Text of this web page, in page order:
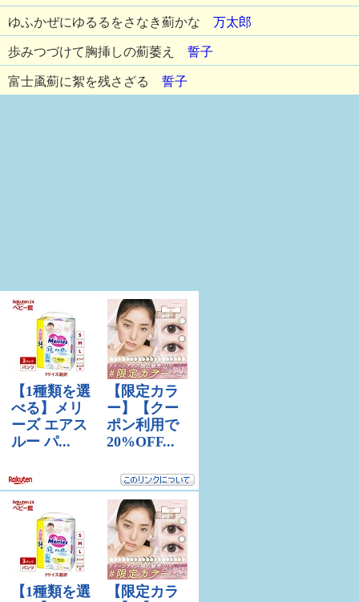
ゆふかぜにゆるるをさなき薊かな 万太郎
歩みつづけて胸挿しの薊萎え 誓子
富士颪薊に絮を残さざる 誓子